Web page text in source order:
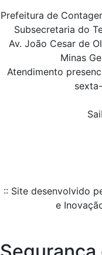
Prefeitura de
Subsecretaria do
Av. João Cesar de
Minas
Atendimento
:: Site desenvolvido
e